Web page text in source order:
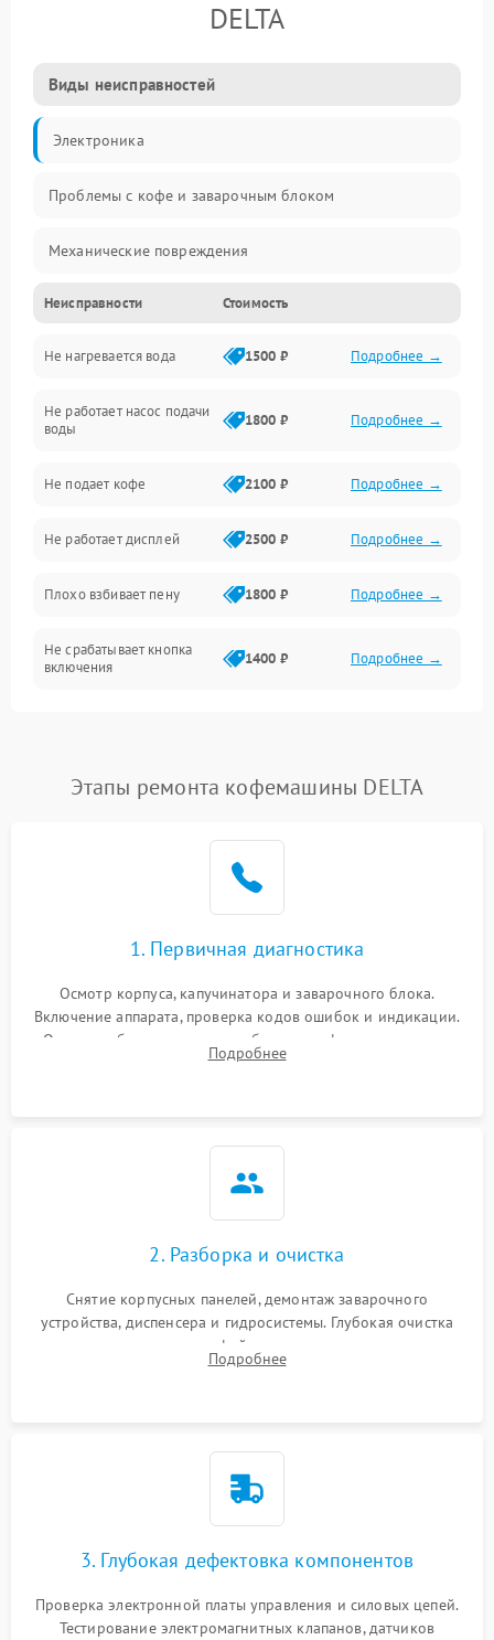
DELTA
Виды неисправностей
Электроника
Проблемы с кофе и заварочным блоком
Механические повреждения
Прочие неисправности
Включение и работа
Проблемы с водой
Проблемы с капучинатором и паром
Управление и электроника
Программное обеспечение
Неисправности Стоимость
Не нагревается вода 1500 ₽ Подробнее →
Не работает насос подачи
воды
1800 ₽ Подробнее →
Не подает кофе 2100 ₽ Подробнее →
Не работает дисплей 2500 ₽ Подробнее →
Плохо взбивает пену 1800 ₽ Подробнее →
Не срабатывает кнопка
включения
1400 ₽ Подробнее →
Постоянные сбои в работе 1500 ₽ Подробнее →
Этапы ремонта кофемашины DELTA
1. Первичная диагностика
Осмотр корпуса, капучинатора и заварочного блока.
Включение аппарата, проверка кодов ошибок и индикации.
Оценка работы помпы, термоблока и кофемолки на слух.
Измерение температуры и давления воды для выявления
Подробнее
2. Разборка и очистка
Снятие корпусных панелей, демонтаж заварочного
устройства, диспенсера и гидросистемы. Глубокая очистка
внутренних узлов от кофейных масел, жмыха и накипи.
Промывка дренажных каналов и фильтров с использованием
Подробнее
3. Глубокая дефектовка компонентов
Проверка электронной платы управления и силовых цепей.
Тестирование электромагнитных клапанов, датчиков